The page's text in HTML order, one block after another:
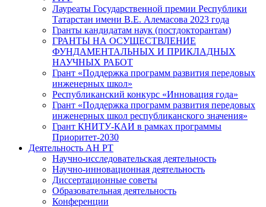
Лауреаты Государственной премии Республики
Татарстан имени В.Е. Алемасова 2023 года
Гранты кандидатам наук (постдокторантам)
ГРАНТЫ НА ОСУЩЕСТВЛЕНИЕ
ФУНДАМЕНТАЛЬНЫХ И ПРИКЛАДНЫХ
НАУЧНЫХ РАБОТ
Грант «Поддержка программ развития передовых
инженерных школ»
Республиканский конкурс «Инновация года»
Грант «Поддержка программ развития передовых
инженерных школ республиканского значения»
Грант КНИТУ-КАИ в рамках программы
Приоритет-2030
Деятельность АН РТ
Научно-исследовательская деятельность
Научно-инновационная деятельность
Диссертационные советы
Образовательная деятельность
Конференции